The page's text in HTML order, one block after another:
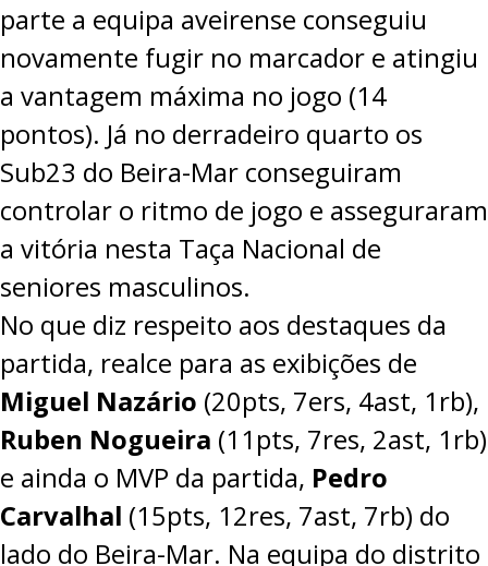
parte a equipa aveirense conseguiu
novamente fugir no marcador e atingiu
a vantagem máxima no jogo (14
pontos). Já no derradeiro quarto os
Sub23 do Beira-Mar conseguiram
controlar o ritmo de jogo e asseguraram
a vitória nesta Taça Nacional de
seniores masculinos.
No que diz respeito aos destaques da
partida, realce para as exibições de
Miguel Nazário (20pts, 7ers, 4ast, 1rb),
Ruben Nogueira (11pts, 7res, 2ast, 1rb)
e ainda o MVP da partida, Pedro
Carvalhal (15pts, 12res, 7ast, 7rb) do
lado do Beira-Mar. Na equipa do distrito